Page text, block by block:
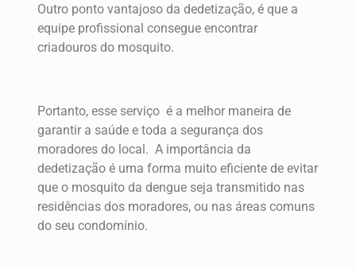
Outro ponto vantajoso da dedetização, é que a
equipe profissional consegue encontrar
criadouros do mosquito.
Portanto, esse serviço é a melhor maneira de
garantir a saúde e toda a segurança dos
moradores do local. A importância da
dedetização é uma forma muito eficiente de evitar
que o mosquito da dengue seja transmitido nas
residências dos moradores, ou nas áreas comuns
do seu condomínio.